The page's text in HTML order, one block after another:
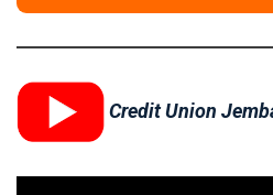
Credit Union